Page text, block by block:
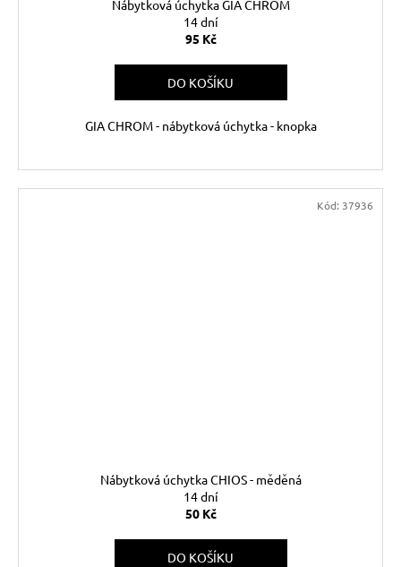
Nábytková úchytka GIA CHROM
14 dní
95 Kč
DO KOŠÍKU
GIA CHROM - nábytková úchytka - knopka
Nábytková úchytka CHIOS - měděná
14 dní
50 Kč
DO KOŠÍKU
Kód: 37936